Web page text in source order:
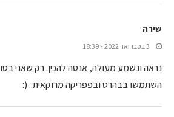
שירה
3 בפברואר 2022 - 18:39
נראה ונשמע מעולה, אנסה להכין. רק שאני
השתמשו בבהרט ובפפריקה מרוקאית.. (: